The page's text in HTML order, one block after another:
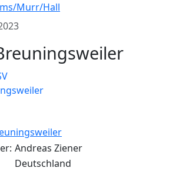
Murr/Hall
Andreas Ziener
Deutschland